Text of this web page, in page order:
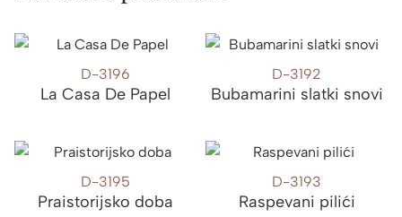
D-3196
La Casa De Papel
D-3192
Bubamarini slatki snovi
D-3195
Praistorijsko doba
D-3193
Raspevani pilići